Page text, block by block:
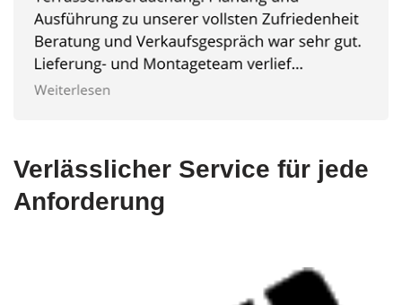
Verlässlicher Service für jede
Anforderung